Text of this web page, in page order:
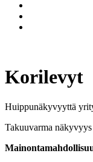
Korilevyt
Huippunäkyvyyttä
Takuuvarma